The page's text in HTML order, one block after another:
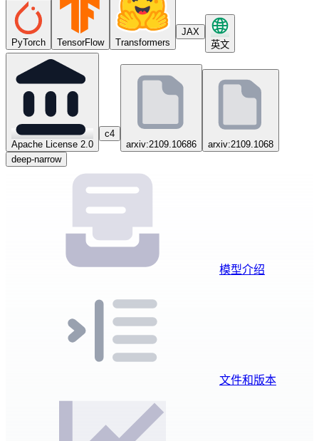
PyTorch TensorFlow Transformers
JAX
英文
Apache License 2.0
c4
arxiv:2109.10686
arxiv:2109.1068
deep-narrow
模型介绍
文件和版本